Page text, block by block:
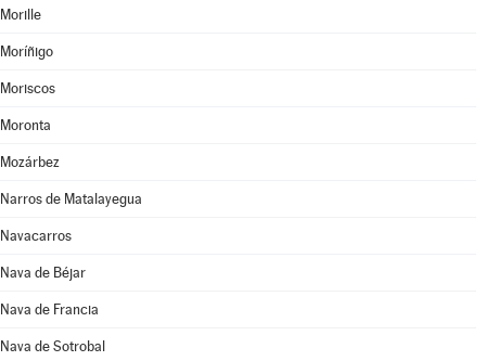
Morille
Moríñigo
Moriscos
Moronta
Mozárbez
Narros de Matalayegua
Navacarros
Nava de Béjar
Nava de Francia
Nava de Sotrobal